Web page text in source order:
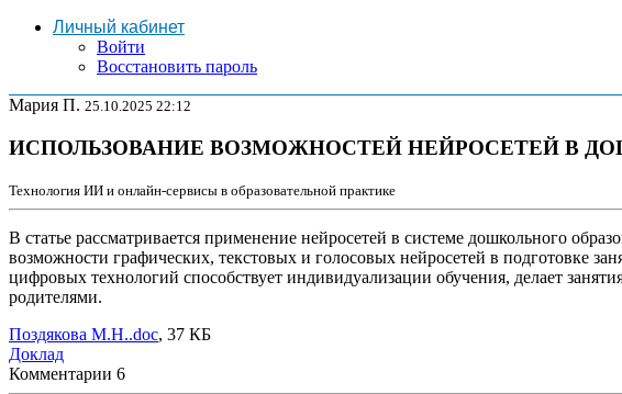
Личный кабинет
Войти
Восстановить пароль
Мария П. 25.10.2025 22:12
ИСПОЛЬЗОВАНИЕ ВОЗМОЖНОСТЕЙ НЕЙРОСЕТЕЙ В
Технология ИИ и онлайн-сервисы в образовательной практике
В статье рассматривается применение нейросетей в системе дошкольного
возможности графических, текстовых и голосовых нейросетей в подготовке
цифровых технологий способствует индивидуализации обучения, делает
родителями.
Поздякова М.Н..doc, 37 КБ
Доклад
Комментарии 6